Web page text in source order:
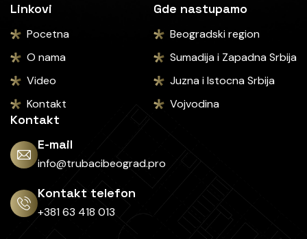
Linkovi
Pocetna
O nama
Video
Kontakt
Gde nastupamo
Beogradski region
Sumadija i Zapadna Srbija
Juzna i Istocna Srbija
Vojvodina
Kontakt
E-mail
info@trubacibeograd.pro
Kontakt telefon
+381 63 418 013